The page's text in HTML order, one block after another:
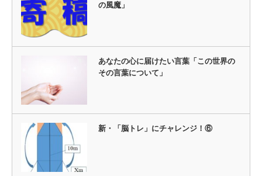
の風魔」
あなたの心に届けたい言葉「この世界の
その言葉について」
新・「脳トレ」にチャレンジ！⑥